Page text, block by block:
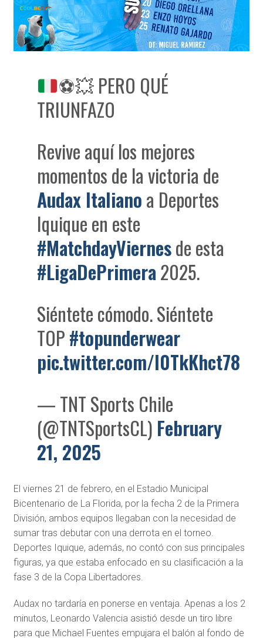
⚽💥PERO QUÉ
TRIUNFAZO
Revive aquí los mejores
momentos de la victoria de
Audax Italianoa Deportes
Iquique en este
#MatchdayViernesde esta
#LigaDePrimera2025.
Siéntete cómodo. Siéntete
TOP#topunderwear
pic.twitter.com/I0TkKhct78
— TNT Sports Chile
(@TNTSportsCL) February
21, 2025
El viernes 21 de febrero, en el Estadio Municipal
Bicentenario de La Florida, por la fecha 2 de la Primera
División, ambos equipos llegaban con la necesidad de
sumar tras debutar con una derrota en el torneo.
Deportes Iquique, además, no contó con sus principales
figuras, ya que estaba enfocado en su clasificación a la
fase 3 de la Copa Libertadores.
Audax no tardaría en ponerse en ventaja. Apenas a los 2
minutos, Leonardo Valencia asistió desde un tiro libre
para que Michael Fuentes empujara el balón al fondo de